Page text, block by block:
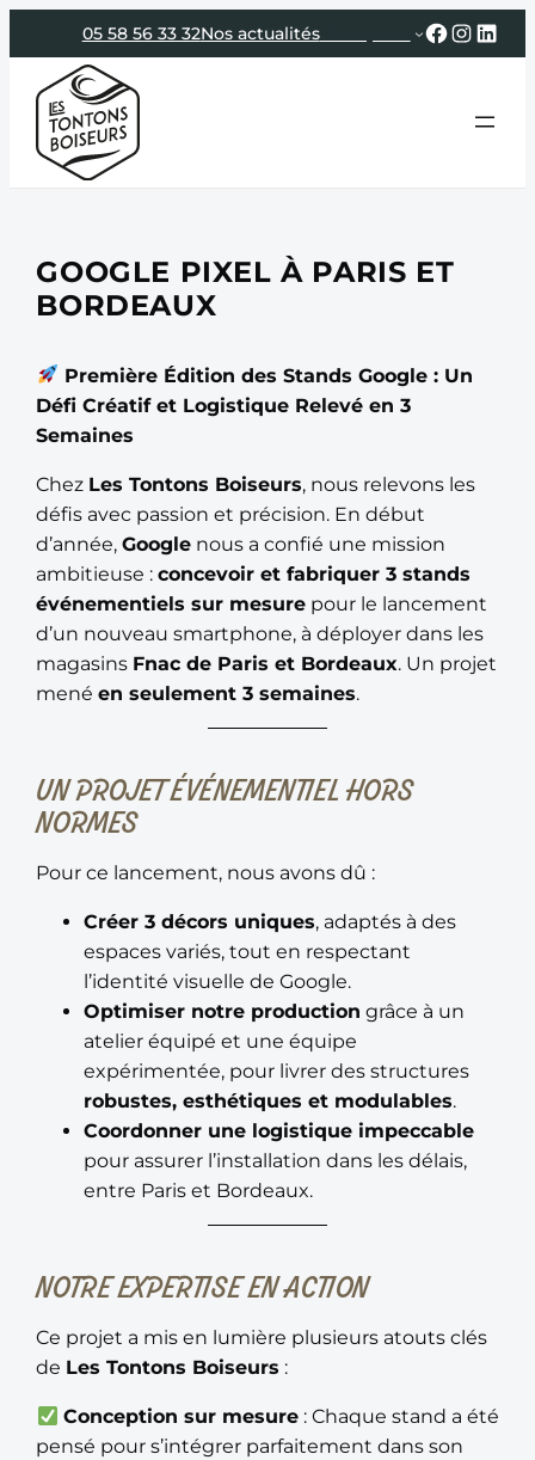
au
contenu
05 58 56 33 32Nos actualitésEntreprise
GOOGLE PIXEL À PARIS ET
BORDEAUX
Première Édition des Stands Google : Un
Défi Créatif et Logistique Relevé en 3
Semaines
Chez Les Tontons Boiseurs, nous relevons les
défis avec passion et précision. En début
d’année,Google nous a confié une mission
ambitieuse :concevoir et fabriquer 3 stands
événementiels sur mesure pour le lancement
d’un nouveau smartphone, à déployer dans les
magasins Fnac de Paris et Bordeaux. Un projet
menéen seulement 3 semaines.
UN PROJET ÉVÉNEMENTIEL HORS
NORMES
Pour ce lancement, nous avons dû :
Créer 3 décors uniques, adaptés à des
espaces variés, tout en respectant
l’identité visuelle de Google.
Optimiser notre production grâce à un
atelier équipé et une équipe
expérimentée, pour livrer des structures
robustes, esthétiques et modulables.
Coordonner une logistique impeccable
pour assurer l’installation dans les délais,
entre Paris et Bordeaux.
NOTRE EXPERTISE EN ACTION
Ce projet a mis en lumière plusieurs atouts clés
de Les Tontons Boiseurs :
Conception sur mesure: Chaque stand a été
pensé pour s’intégrer parfaitement dans son